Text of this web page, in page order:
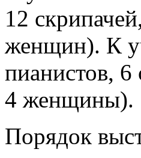
12
женщин). К
пианистов,
4 женщины).
Порядок